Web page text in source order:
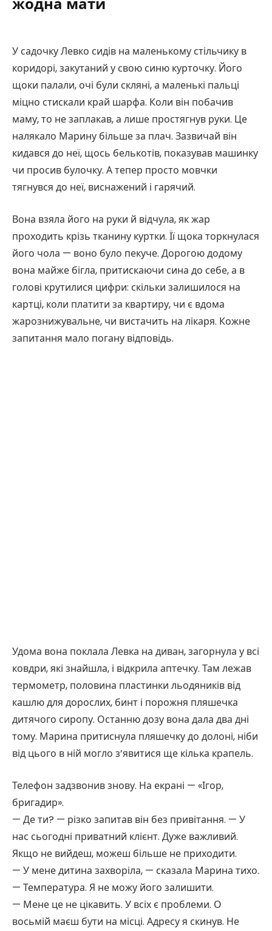
жодна мати
У садочку Левко сидів на маленькому стільчику в
коридорі, закутаний у свою синю курточку. Його
щоки палали, очі були скляні, а маленькі пальці
міцно стискали край шарфа. Коли він побачив
маму, то не заплакав, а лише простягнув руки. Це
налякало Марину більше за плач. Зазвичай він
кидався до неї, щось белькотів, показував машинку
чи просив булочку. А тепер просто мовчки
тягнувся до неї, виснажений і гарячий.
Вона взяла його на руки й відчула, як жар
проходить крізь тканину куртки. Її щока торкнулася
його чола — воно було пекуче. Дорогою додому
вона майже бігла, притискаючи сина до себе, а в
голові крутилися цифри: скільки залишилося на
картці, коли платити за квартиру, чи є вдома
жарознижувальне, чи вистачить на лікаря. Кожне
запитання мало погану відповідь.
Удома вона поклала Левка на диван, загорнула у всі
ковдри, які знайшла, і відкрила аптечку. Там лежав
термометр, половина пластинки льодяників від
кашлю для дорослих, бинт і порожня пляшечка
дитячого сиропу. Останню дозу вона дала два дні
тому. Марина притиснула пляшечку до долоні, ніби
від цього в ній могло з’явитися ще кілька крапель.
Телефон задзвонив знову. На екрані — «Ігор,
бригадир».
— Де ти? — різко запитав він без привітання. — У
нас сьогодні приватний клієнт. Дуже важливий.
Якщо не вийдеш, можеш більше не приходити.
— У мене дитина захворіла, — сказала Марина тихо.
— Температура. Я не можу його залишити.
— Мене це не цікавить. У всіх є проблеми. О
восьмій маєш бути на місці. Адресу я скинув. Не